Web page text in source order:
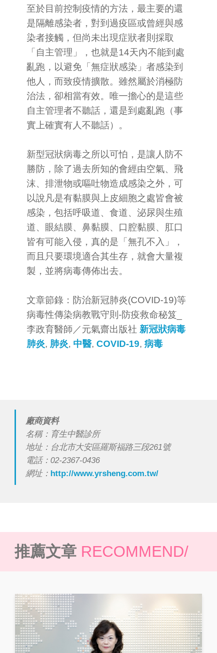
至於目前控制疫情的方法，最主要的還
是隔離感染者，對到過疫區或曾經與感
染者接觸，但尚未出現症狀者則採取
「自主管理」，也就是14天內不能到處
亂跑，以避免「無症狀感染」者感染到
他人，而致疫情擴散。雖然屬於消極防
治法，卻相當有效。唯一擔心的是這些
自主管理者不聽話，還是到處亂跑（事
實上確實有人不聽話）。
新型冠狀病毒之所以可怕，是讓人防不
勝防，除了過去所知的會經由空氣、飛
沫、排泄物或嘔吐物造成感染之外，可
以說凡是有黏膜與上皮細胞之處皆會被
感染，包括呼吸道、食道、泌尿與生殖
道、眼結膜、鼻黏膜、口腔黏膜、肛口
皆有可能入侵，真的是「無孔不入」，
而且只要環境適合其生存，就會大量複
製，並將病毒傳佈出去。
文章節錄：防治新冠肺炎(COVID-19)等
病毒性傳染病教戰守則-防疫救命秘笈_
李政育醫師／元氣齋出版社 新冠狀病毒
肺炎, 肺炎, 中醫, COVID-19, 病毒
廠商資料
名稱：育生中醫診所
地址：台北市大安區羅斯福路三段261號
電話：02-2367-0436
網址： http://www.yrsheng.com.tw/
推薦文章 RECOMMEND/